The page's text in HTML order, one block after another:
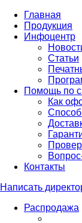
Главная
Продукция
Инфоцентр
Статьи
Помощь по
Как
Контакты
Написать
Распродажа